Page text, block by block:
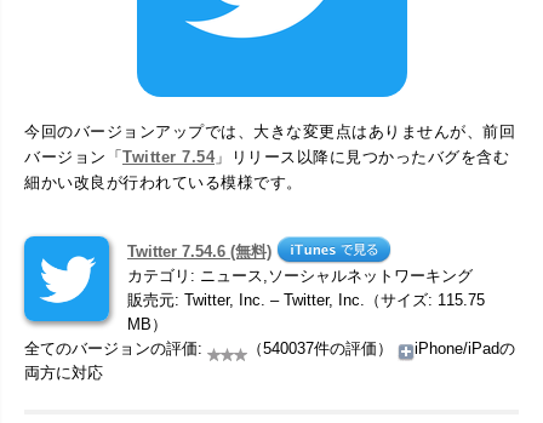
今回のバージョンアップでは、大きな変更点はありませんが、前回
バージョン「Twitter 7.54」リリース以降に見つかったバグを含む
細かい改良が行われている模様です。
Twitter 7.54.6 (無料)
カテゴリ: ニュース,ソーシャルネットワーキング
販売元: Twitter, Inc. – Twitter, Inc.（サイズ: 115.75
MB）
全てのバージョンの評価:
（540037件の評価）
iPhone/iPadの
両方に対応